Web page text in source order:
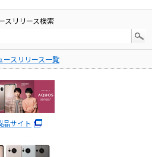
スリリース検索
ースリリース一覧
品サイト